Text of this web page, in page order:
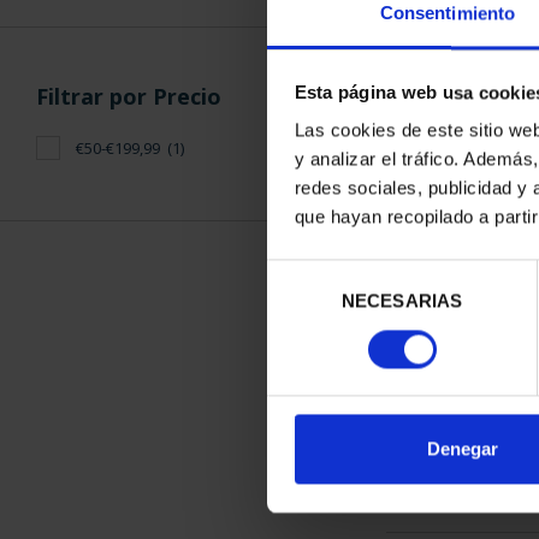
Consentimiento
Esta página web usa
Las cookies de este sitio
y analizar el tráfico.
redes sociales, publicidad y
que hayan recopilado a
consentimiento
NECESARIAS
Denegar
Filtrar por Precio
€50-€199,99 (1)
(2024)
ORDENAR POR: